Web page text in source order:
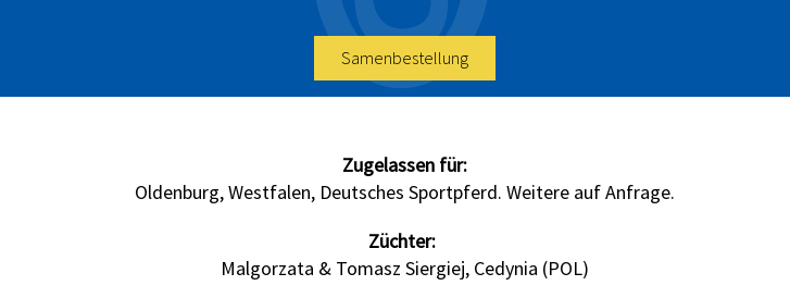
Samenbestellung
Zugelassen für:
Oldenburg, Westfalen, Deutsches Sportpferd. Weitere auf Anfrage.
Züchter:
Malgorzata & Tomasz Siergiej, Cedynia (POL)